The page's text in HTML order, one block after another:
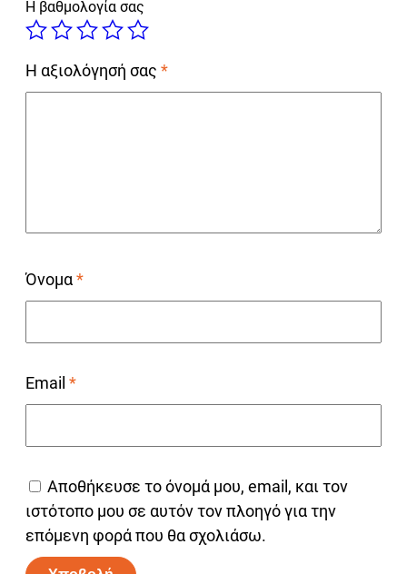
Η βαθμολογία σας
Η αξιολόγησή σας *
Όνομα*
Email *
Αποθήκευσε το όνομά μου, email, και τον
ιστότοπο μου σε αυτόν τον πλοηγό για την
επόμενη φορά που θα σχολιάσω.